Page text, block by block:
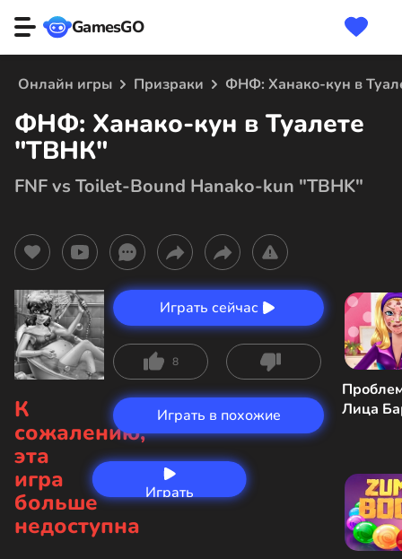
GamesGO
Онлайн игры Призраки ФНФ: Ханако-кун в
ФНФ: Ханако-кун в Туалете
"ТВНК"
FNF vs Toilet-Bound Hanako-kun "TBHK"
Играть
Играть сейчас
8
К
сожалению,
эта
игра
больше
недоступна
Играть в похожие
Лица